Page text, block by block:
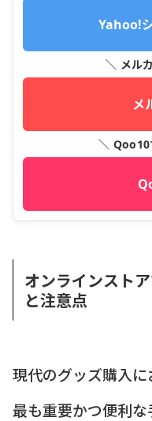
Yahoo!
＼ メル
メ
＼ Qoo10
オンラインスト
と注意点
現代のグッズ購入
最も重要かつ便利